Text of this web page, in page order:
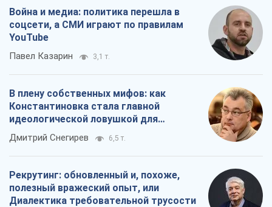
Война и медиа: политика перешла в
соцсети, а СМИ играют по правилам
YouTube
Павел Казарин 3,1 т.
В плену собственных мифов: как
Константиновка стала главной
идеологической ловушкой для
российских оккупантов
Дмитрий Снегирев 6,5 т.
Рекрутинг: обновленный и, похоже,
полезный вражеский опыт, или
Диалектика требовательной трусости